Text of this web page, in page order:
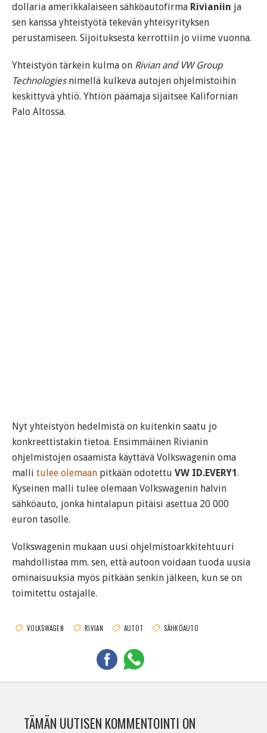
dollaria amerikkalaiseen sähköautofirma Rivianiin ja
sen kanssa yhteistyötä tekevän yhteisyrityksen
perustamiseen. Sijoituksesta kerrottiin jo viime vuonna.
Yhteistyön tärkein kulma on Rivian and VW Group
Technologiesnimellä kulkeva autojen ohjelmistoihin
keskittyvä yhtiö. Yhtiön päämaja sijaitsee Kalifornian
Palo Altossa.
Nyt yhteistyön hedelmistä on kuitenkin saatu jo
konkreettistakin tietoa. Ensimmäinen Rivianin
ohjelmistojen osaamista käyttävä Volkswagenin oma
malli tulee olemaan pitkään odotettu VW ID.EVERY1.
Kyseinen malli tulee olemaan Volkswagenin halvin
sähköauto, jonka hintalapun pitäisi asettua 20 000
euron tasolle.
Volkswagenin mukaan uusi ohjelmistoarkkitehtuuri
mahdollistaa mm. sen, että autoon voidaan tuoda uusia
ominaisuuksia myös pitkään senkin jälkeen, kun se on
toimitettu ostajalle.
VOLKSWAGEN RIVIAN AUTOT SÄHKÖAUTO
TÄMÄN UUTISEN KOMMENTOINTI ON